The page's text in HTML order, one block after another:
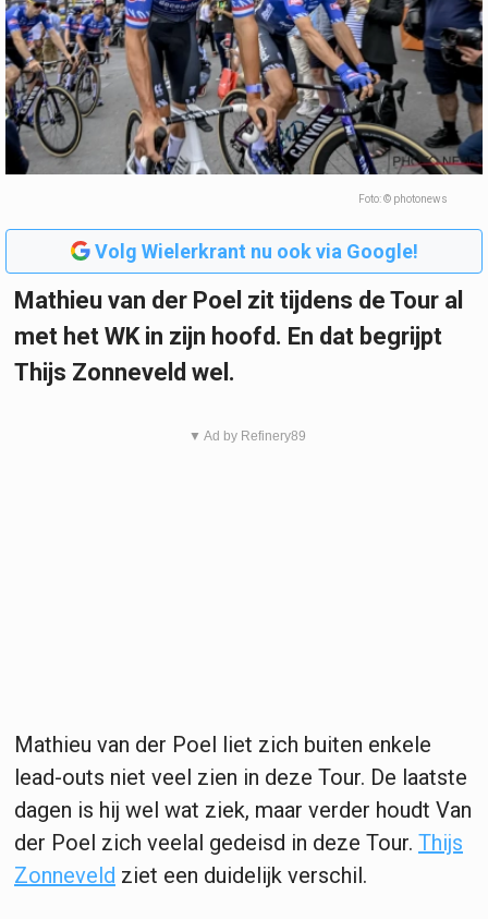
Foto: © photonews
Volg Wielerkrant nu ook via Google!
Mathieu van der Poel zit tijdens de Tour al
met het WK in zijn hoofd. En dat begrijpt
Thijs Zonneveld wel.
▼ Ad by Refinery89
Mathieu van der Poel liet zich buiten enkele
lead-outs niet veel zien in deze Tour. De laatste
dagen is hij wel wat ziek, maar verder houdt Van
der Poel zich veelal gedeisd in deze Tour. Thijs
Zonneveld ziet een duidelijk verschil.